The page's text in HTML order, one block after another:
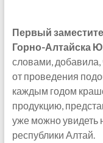
Первый
Горно-Алтайска
словами, добавила,
от проведения
каждым годом
продукцию,
уже можно увидеть
республики Алтай.